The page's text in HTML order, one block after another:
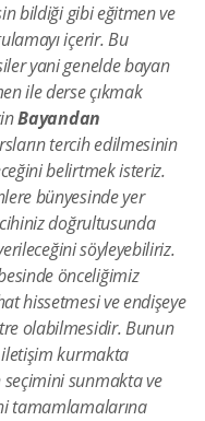
bildiği gibi eğitmen ve
içerir. Bu
yani genelde bayan
ile derse çıkmak
Bayandan
tercih edilmesinin
belirtmek isteriz.
bünyesinde yer
doğrultusunda
söyleyebiliriz.
önceliğimiz
hissetmesi ve endişeye
olabilmesidir. Bunun
iletişim kurmakta
sunmakta ve
tamamlamalarına